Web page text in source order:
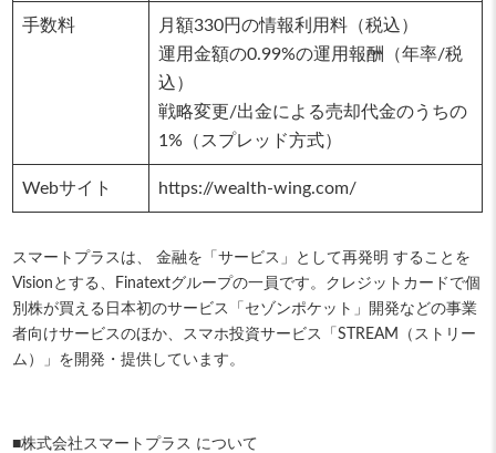
手数料
月額330円の情報利用料（税込）
運用金額の0.99%の運用報酬（年率/税
込）
戦略変更/出金による売却代金のうちの
1%（スプレッド方式）
Webサイト https://wealth-wing.com/
スマートプラスは、 金融を「サービス」として再発明 することを
Visionとする、Finatextグループの一員です。クレジットカードで個
別株が買える日本初のサービス「セゾンポケット」開発などの事業
者向けサービスのほか、スマホ投資サービス「STREAM（ストリー
ム）」を開発・提供しています。
■株式会社スマートプラス について